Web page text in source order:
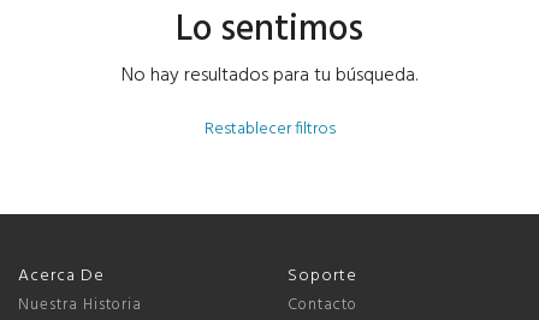
Lo sentimos
No hay resultados para tu búsqueda.
Restablecer filtros
Acerca De
Nuestra Historia
Soporte
Contacto